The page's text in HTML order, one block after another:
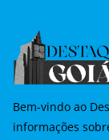
Bem-vindo ao
informações